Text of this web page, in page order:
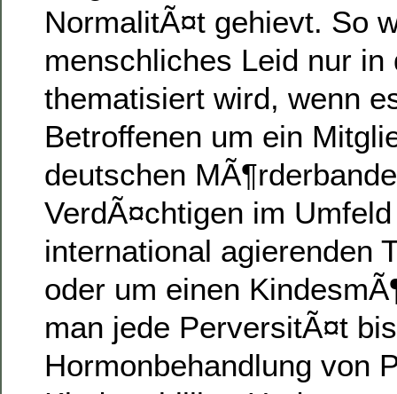
NormalitÃ¤t gehievt. So
menschliches Leid nur in
thematisiert wird, wenn
Betroffenen um ein
deutschen
VerdÃ¤chtigen im
international agierenden
oder um einen
man jede PerversitÃ¤t
Hormonbehandlung von